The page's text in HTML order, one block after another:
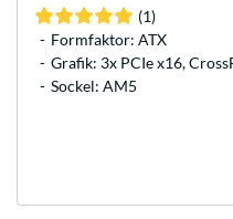
(1)
Formfaktor: ATX
Grafik: 3x PCIe x16,
Sockel: AM5